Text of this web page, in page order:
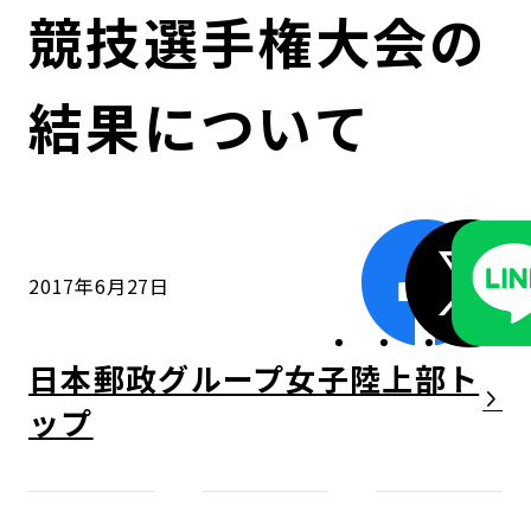
ガバナンス
ローカル共創イニシアティブ
株式情報
IRニュース
サステナビリティマネジメント
ESGデータ集
競技選手権大会の
結果について
2017年6月27日
日本郵政グループ女子陸上部